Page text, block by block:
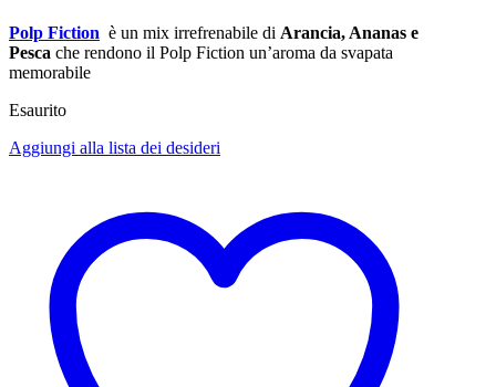
Polp Fiction è un mix irrefrenabile di Arancia, Ananas e
Pesca che rendono il Polp Fiction un’aroma da svapata
memorabile
Esaurito
Aggiungi alla lista dei desideri